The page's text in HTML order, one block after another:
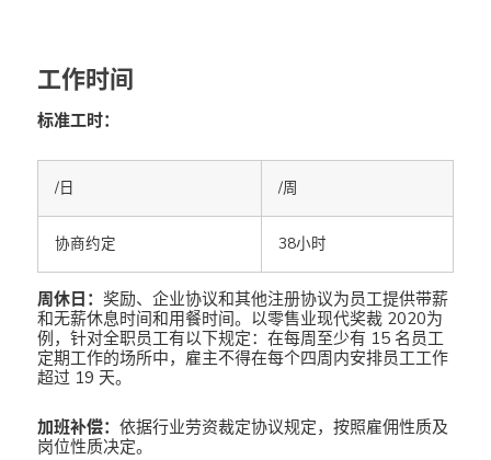
工作时间
标准工时：
/日 /周
协商约定 38小时
周休日： 奖励、企业协议和其他注册协议为员工提供带薪
和无薪休息时间和用餐时间。以零售业现代奖裁 2020为
例，针对全职员工有以下规定：在每周至少有 15 名员工
定期工作的场所中，雇主不得在每个四周内安排员工工作
超过 19 天。
加班补偿： 依据行业劳资裁定协议规定，按照雇佣性质及
岗位性质决定。